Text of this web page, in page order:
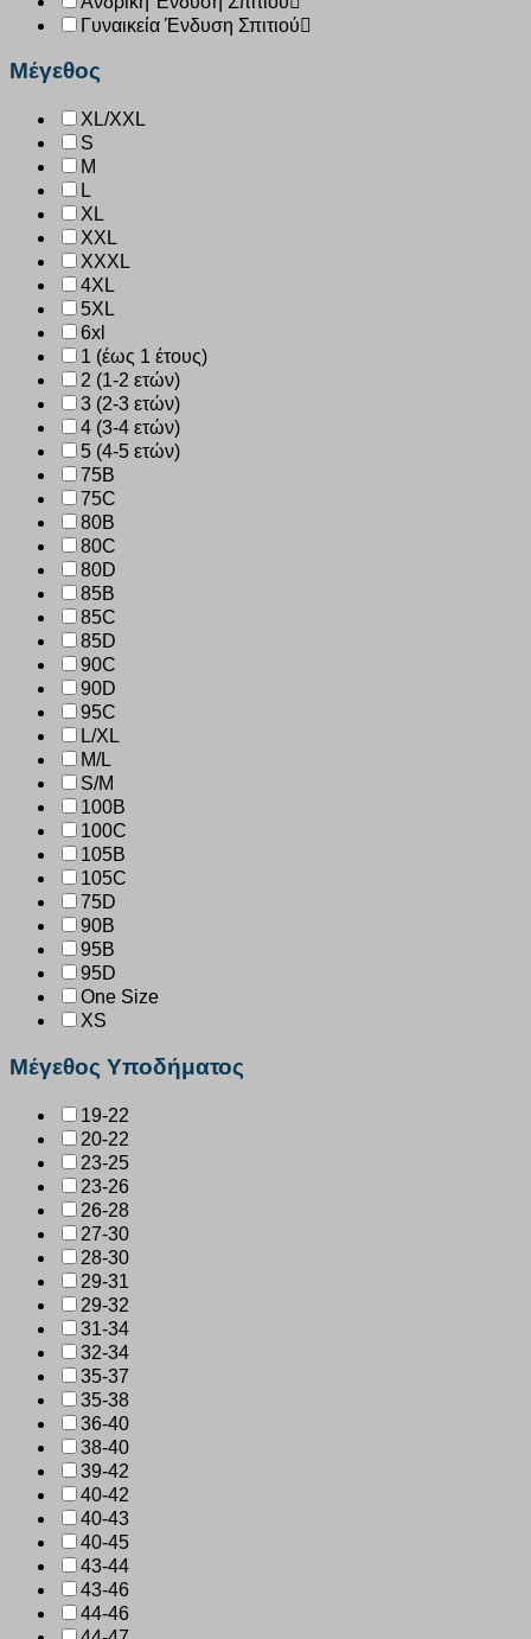
Γυναικεία Ένδυση Σπιτιού
Μέγεθος
XL/XXL
S
M
L
XL
XXL
XXXL
4XL
5XL
6xl
1 (έως 1 έτους)
2 (1-2 ετών)
3 (2-3 ετών)
4 (3-4 ετών)
5 (4-5 ετών)
75B
75C
80B
80C
80D
85B
85C
85D
90C
90D
95C
L/XL
M/L
S/M
100B
100C
105B
105C
75D
90B
95B
95D
One Size
XS
Μέγεθος Υποδήματος
19-22
20-22
23-25
23-26
26-28
27-30
28-30
29-31
29-32
31-34
32-34
35-37
35-38
36-40
38-40
39-42
40-42
40-43
40-45
43-44
43-46
44-46